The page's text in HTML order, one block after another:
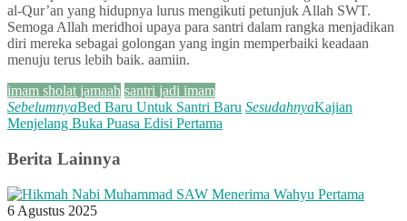
al-Qur’an yang hidupnya lurus mengikuti petunjuk Allah SWT.
Semoga Allah meridhoi upaya para santri dalam rangka menjadikan
diri mereka sebagai golongan yang ingin memperbaiki keadaan
menuju terus lebih baik. aamiin.
imam sholat jamaah santri jadi imam
SebelumnyaBed Baru Untuk Santri Baru SesudahnyaKajian
Menjelang Buka Puasa Edisi Pertama
Berita Lainnya
6 Agustus 2025